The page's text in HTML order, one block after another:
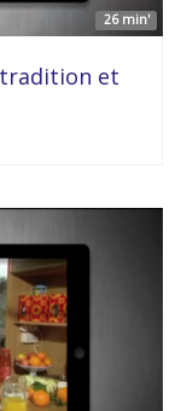
26 min'
et